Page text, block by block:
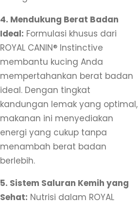
4. Mendukung Berat Badan
Ideal: Formulasi khusus dari
ROYAL CANIN® Instinctive
membantu kucing Anda
mempertahankan berat badan
ideal. Dengan tingkat
kandungan lemak yang optimal,
makanan ini menyediakan
energi yang cukup tanpa
menambah berat badan
berlebih.
5. Sistem Saluran Kemih yang
Sehat: Nutrisi dalam ROYAL